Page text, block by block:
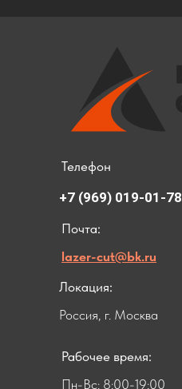
Почта:
lazer-cut@bk.ru
Телефон
Рабочее время:
+7 (969) 019-01-78
Пн-Вс: 8:00-19:00
Локация:
Россия, г. Москва